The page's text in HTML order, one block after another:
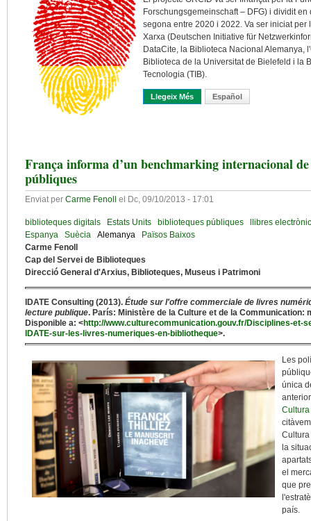
Forschungsgemeinschaft – DFG) i dividit
segona entre 2020 i 2022. Va ser iniciat
Xarxa (Deutschen Initiative für
DataCite, la Biblioteca Nacional Alemanya,
Biblioteca de la Universitat de Bielefeld i la
Tecnologia (TIB).
Llegeix Més Sobre Anàlisi De L’ús
Español
França informa d’un benchmarking internacional
públiques
Enviat per Carme Fenoll el Dc, 09/10/2013 - 17:01
biblioteques digitals Estats Units biblioteques públiques
llibres
Espanya
Suècia Alemanya
Països Baixos
Carme Fenoll
Cap del Servei de Biblioteques
Direcció General d'Arxius, Biblioteques, Museus i Patrimoni
IDATE Consulting (2013). Étude sur l'offre commerciale de livres
lecture publique. París: Ministère de la Culture et de la Communication:
Disponible a: <http://www.culturecommunication.gouv.fr/Disciplines-et-
IDATE-sur-les-livres-numeriques-en-bibliotheque>.
Les
única
la
el
que
país.